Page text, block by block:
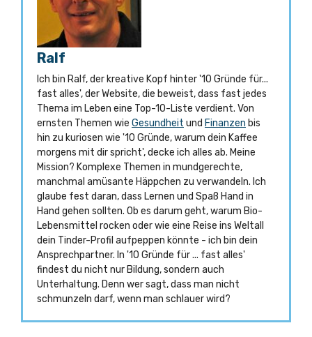
Ralf
Ich bin Ralf, der kreative Kopf hinter '10 Gründe für...
fast alles', der Website, die beweist, dass fast jedes
Thema im Leben eine Top-10-Liste verdient. Von
ernsten Themen wie Gesundheit und Finanzen bis
hin zu kuriosen wie '10 Gründe, warum dein Kaffee
morgens mit dir spricht', decke ich alles ab. Meine
Mission? Komplexe Themen in mundgerechte,
manchmal amüsante Häppchen zu verwandeln. Ich
glaube fest daran, dass Lernen und Spaß Hand in
Hand gehen sollten. Ob es darum geht, warum Bio-
Lebensmittel rocken oder wie eine Reise ins Weltall
dein Tinder-Profil aufpeppen könnte - ich bin dein
Ansprechpartner. In '10 Gründe für ... fast alles'
findest du nicht nur Bildung, sondern auch
Unterhaltung. Denn wer sagt, dass man nicht
schmunzeln darf, wenn man schlauer wird?